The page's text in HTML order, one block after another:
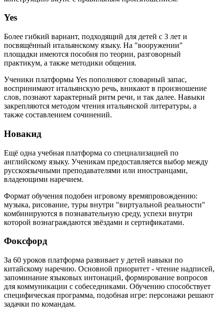
Yes
Более гибкий вариант, подходящий для детей с 3 лет и
посвящённый итальянскому языку. На "вооружении"
площадки имеются пособия по теории, разговорный
практикум, а также методики общения.
Ученики платформы Yes пополняют словарный запас,
воспринимают итальянскую речь, вникают в произношение
слов, познают характерный ритм речи, и так далее. Навыки
закрепляются методом чтения итальянской литературы, а
также составлением сочинений.
Новакид
Ещё одна учебная платформа со специализацией по
английскому языку. Ученикам предоставляется выбор между
русскоязычными преподавателями или иностранцами,
владеющими наречием.
Формат обучения подобен игровому времяпровождению:
музыка, рисование, туры внутри "виртуальной реальности"
комбинируются в познавательную среду, успехи внутри
которой вознаграждаются звёздами и сертификатами.
Фоксфорд
За 60 уроков платформа развивает у детей навыки по
китайскому наречию. Основной приоритет - чтение надписей,
запоминание языковых интонаций, формирование вопросов
для коммуникации с собеседниками. Обучению способствует
специфическая программа, подобная игре: персонажи решают
задачки по командам.